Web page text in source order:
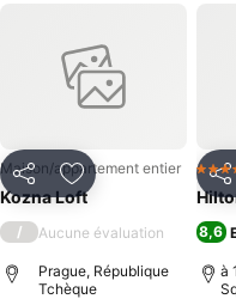
PartagerAjouter à mes
Maison/appartement entier
Kozna Loft
/ Aucune évaluation
Prague, République
Tchèque
5
8,6
à